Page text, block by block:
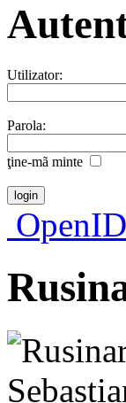
Utilizator:
Parola:
ţine-mã minte